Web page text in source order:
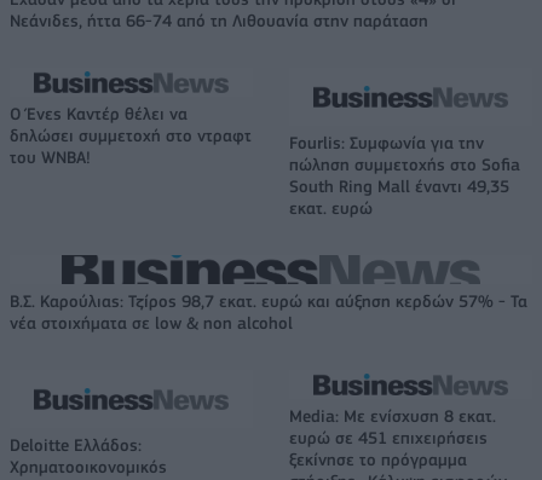
Νεάνιδες, ήττα 66-74 από τη Λιθουανία στην παράταση
Ο Ένες Καντέρ θέλει να
δηλώσει συμμετοχή στο ντραφτ
του WNBA!
Fourlis: Συμφωνία για την
πώληση συμμετοχής στο Sofia
South Ring Mall έναντι 49,35
εκατ. ευρώ
Β.Σ. Καρούλιας: Τζίρος 98,7 εκατ. ευρώ και αύξηση κερδών 57% - Τα
νέα στοιχήματα σε low & non alcohol
Deloitte Ελλάδος:
Χρηματοοικονομικός
Media: Με ενίσχυση 8 εκατ.
ευρώ σε 451 επιχειρήσεις
ξεκίνησε το πρόγραμμα